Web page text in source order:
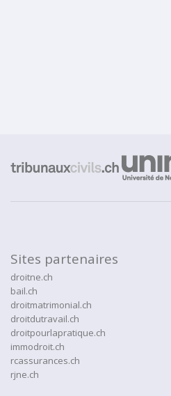
Sites partenaires
droitne.ch
bail.ch
droitmatrimonial.ch
droitdutravail.ch
droitpourlapratique.ch
immodroit.ch
rcassurances.ch
rjne.ch